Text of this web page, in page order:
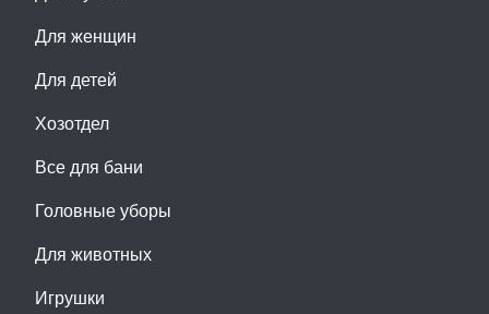
Для женщин
Для детей
Хозотдел
Все для бани
Головные уборы
Для животных
Игрушки